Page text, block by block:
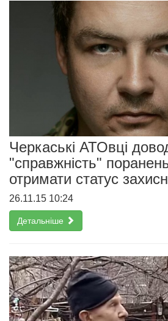
Черкаські АТОвці
"справжність"
отримати статус
26.11.15 10:24
Детальніше